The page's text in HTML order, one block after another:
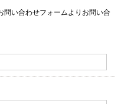
問い合わせフォームよりお問い合